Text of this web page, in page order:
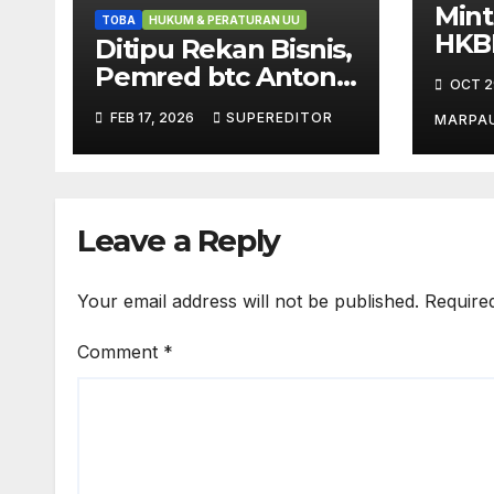
TOBA HUKUM & PERATURAN UU
Ditipu Rekan Bisnis,
Pemred btc Antoni
Polres Toba – Opini
PH
FEB 17, 2026 SUPEREDITOR
OCT
Leave a Reply
Your email address will not be published.
Comment *